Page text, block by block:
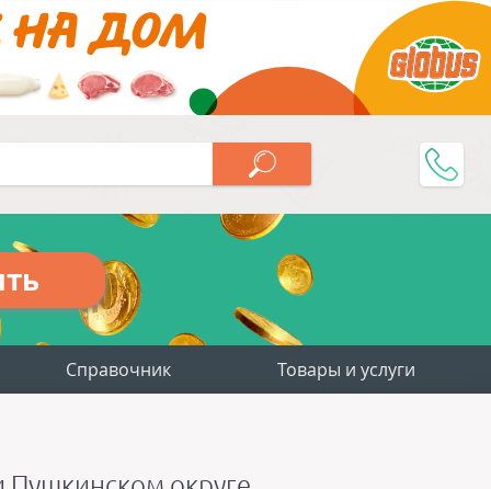
Справочник Товары и услуги